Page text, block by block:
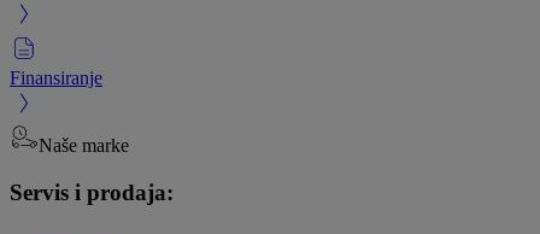
Finansiranje
Naše marke
Servis i prodaja: